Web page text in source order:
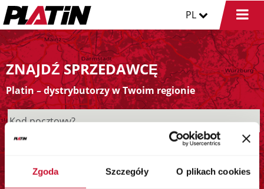
Zgoda Szczegóły O plikach cookies
PL
ZNAJDŹ SPRZEDAWCĘ
Platin – dystrybutorzy w Twoim regionie